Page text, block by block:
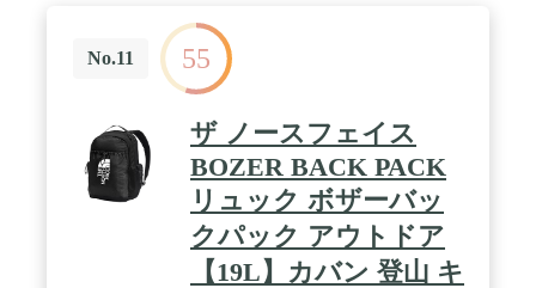
No.11 55
ザ ノースフェイス
BOZER BACK PACK
リュック ボザーバッ
クパック アウトドア
【19L】カバン 登山 キ